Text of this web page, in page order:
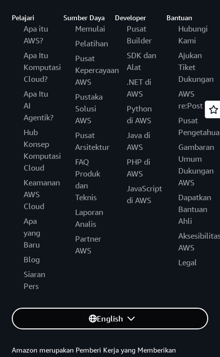
Pelajari
Apa itu
AWS?
Apa Itu
Komputasi
Cloud?
Apa Itu
AI
Agentik?
Hub
Konsep
Komputasi
Cloud
Keamanan
AWS
Cloud
Apa
yang
Baru
Blog
Siaran
Pers
Sumber Daya
Memulai
Pelatihan
Pusat
Kepercayaan
AWS
Pustaka
Solusi
AWS
Pusat
Arsitektur
FAQ
Produk
dan
Teknis
Laporan
Analis
Partner
AWS
Developer
Pusat
Builder
SDK dan
Alat
.NET di
AWS
Python
di AWS
Java di
AWS
PHP di
AWS
JavaScript
di AWS
Bantuan
Hubungi
Kami
Ajukan
Tiket
Dukungan
AWS
re:Post
Pusat
Gambaran
Umum
Dukungan
AWS
Dapatkan
Bantuan
Ahli
AWS
Legal
English
Amazon merupakan Pemberi Kerja yang Memberikan